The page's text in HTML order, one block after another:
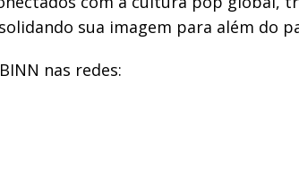
sua imagem para além do
nas redes: